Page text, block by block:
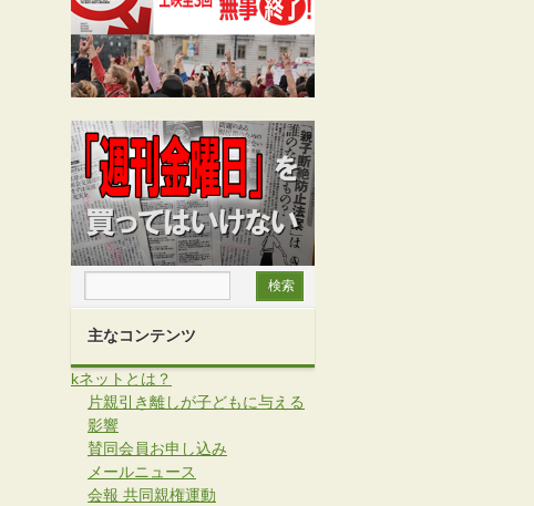
主なコンテンツ
kネットとは？
片親引き離しが子どもに与える
影響
賛同会員お申し込み
メールニュース
会報 共同親権運動